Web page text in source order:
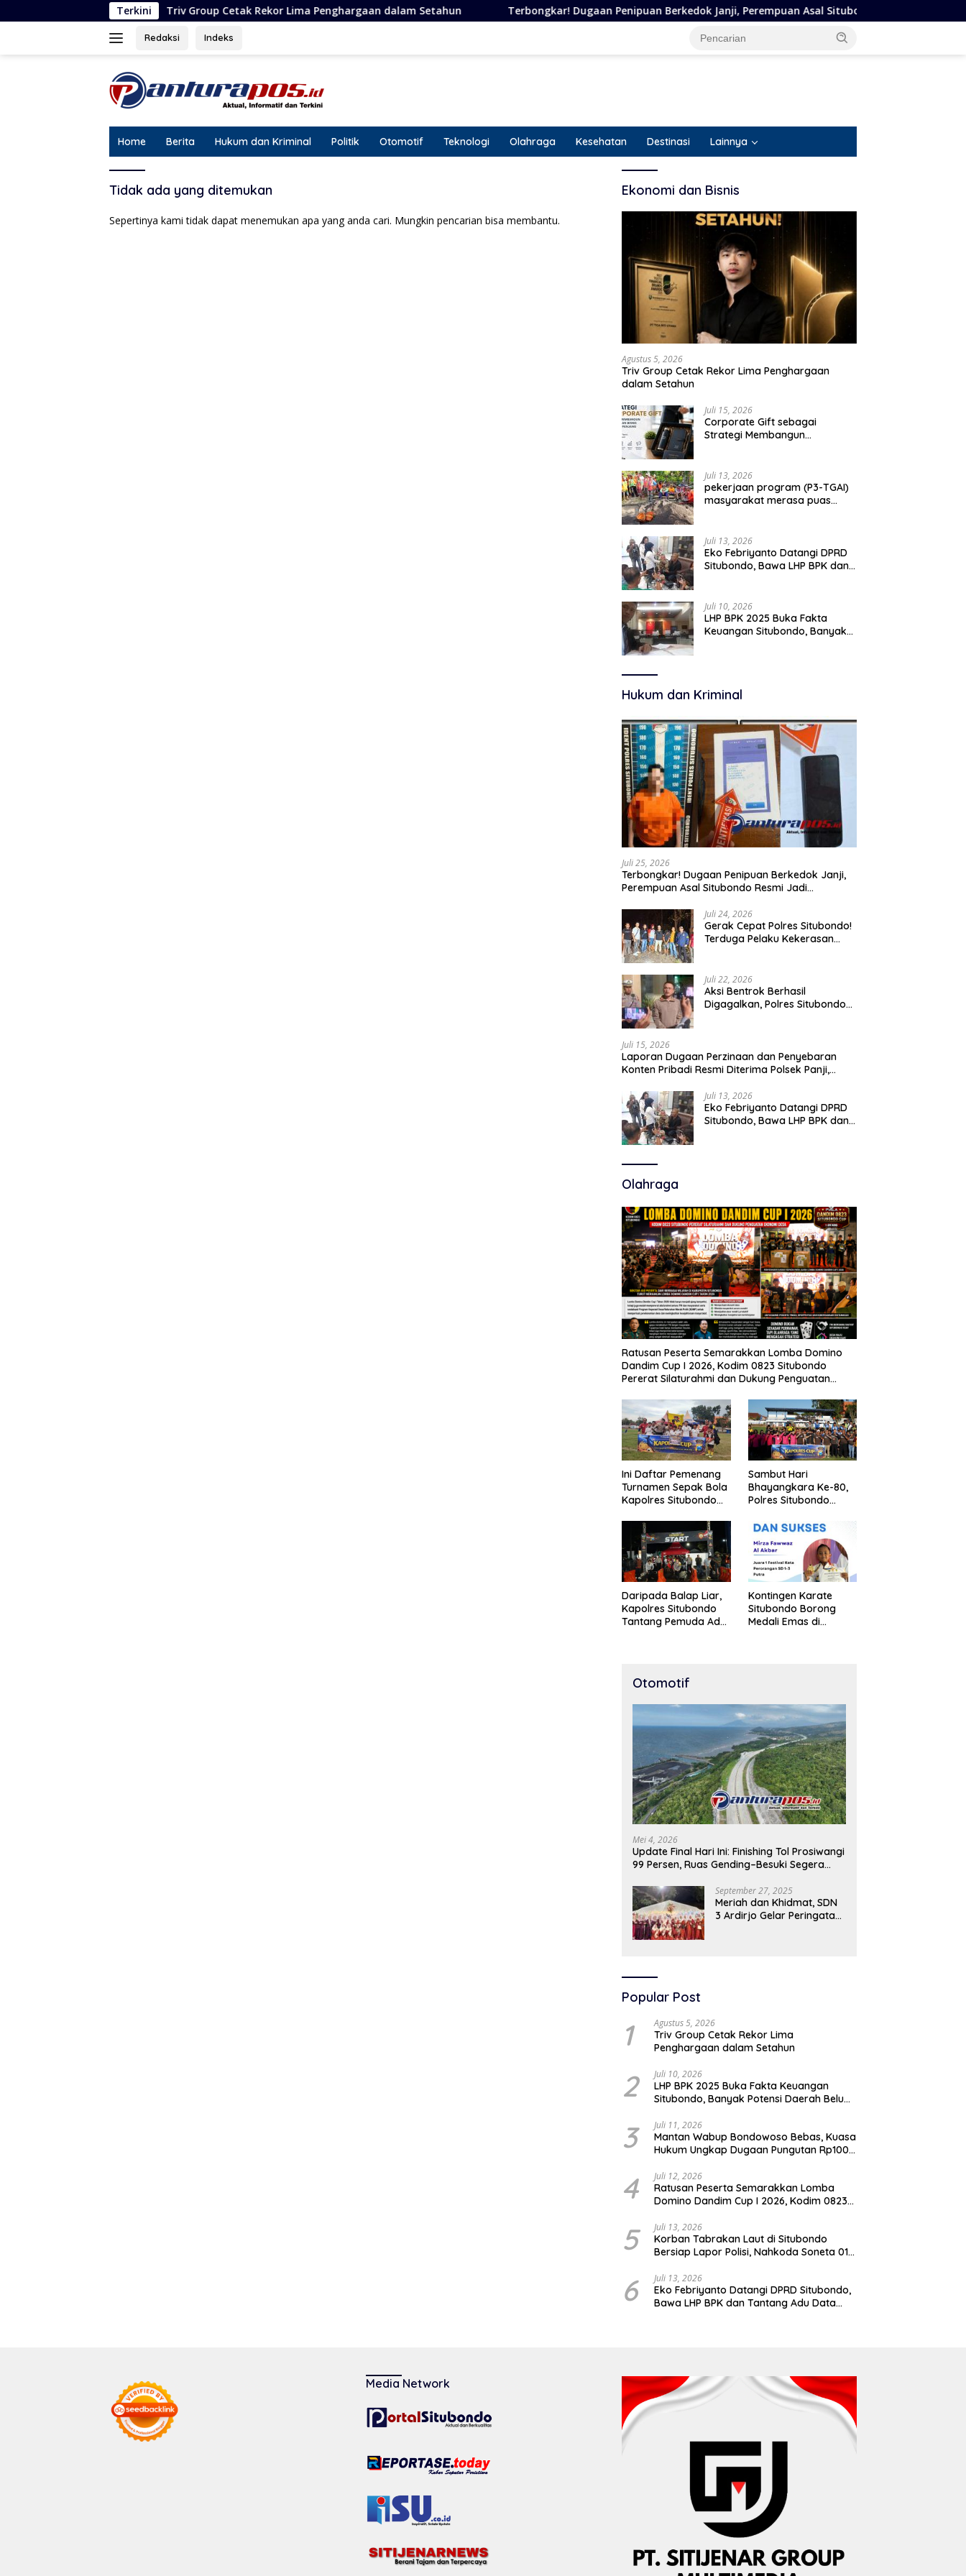
ke
Terkini
Triv Group Cetak Rekor Lima Penghargaan dalam Setahun Terbongkar! Dugaan Penipuan Berkedok Janji, Perempuan Asal Situbondo Resmi Jadi Tersangka dan Ditahan
Redaksi Indeks
Home Berita Hukum dan Kriminal Politik Otomotif Teknologi Olahraga Kesehatan Destinasi Lainnya
Tidak ada yang ditemukan
Sepertinya kami tidak dapat menemukan apa yang anda cari. Mungkin pencarian bisa membantu.
Ekonomi dan Bisnis
Agustus 5, 2026
Triv Group Cetak Rekor Lima Penghargaan
dalam Setahun
Juli 15, 2026
Corporate Gift sebagai
Strategi Membangun
Juli 13, 2026
pekerjaan program (P3-TGAI)
masyarakat merasa puas
Juli 13, 2026
Eko Febriyanto Datangi DPRD
Situbondo, Bawa LHP BPK dan
Juli 10, 2026
LHP BPK 2025 Buka Fakta
Keuangan Situbondo, Banyak
Hukum dan Kriminal
Juli 25, 2026
Terbongkar! Dugaan Penipuan Berkedok Janji,
Perempuan Asal Situbondo Resmi Jadi
Juli 24, 2026
Gerak Cepat Polres Situbondo!
Terduga Pelaku Kekerasan
Juli 22, 2026
Aksi Bentrok Berhasil
Digagalkan, Polres Situbondo
Juli 15, 2026
Laporan Dugaan Perzinaan dan Penyebaran
Konten Pribadi Resmi Diterima Polsek Panji,
Juli 13, 2026
Eko Febriyanto Datangi DPRD
Situbondo, Bawa LHP BPK dan
Olahraga
Ratusan Peserta Semarakkan Lomba Domino
Dandim Cup I 2026, Kodim 0823 Situbondo
Pererat Silaturahmi dan Dukung Penguatan
Ini Daftar Pemenang
Turnamen Sepak Bola
Kapolres Situbondo
Kelompok Umur 10
Tahun
Sambut Hari
Bhayangkara Ke-80,
Polres Situbondo
Sepak Bola Kapolres
Cup 2026
Daripada Balap Liar,
Kapolres Situbondo
Tantang Pemuda Adu
Kontingen Karate
Situbondo Borong
Medali Emas di
Otomotif
Mei 4, 2026
Update Final Hari Ini: Finishing Tol Prosiwangi
99 Persen, Ruas Gending–Besuki Segera
September 27, 2025
Meriah dan Khidmat, SDN
3 Ardirjo Gelar Peringatan
Popular Post
1 Agustus 5, 2026
Triv Group Cetak Rekor Lima
Penghargaan dalam Setahun
2 Juli 10, 2026
LHP BPK 2025 Buka Fakta Keuangan
Situbondo, Banyak Potensi Daerah Belum
3 Juli 11, 2026
Mantan Wabup Bondowoso Bebas, Kuasa
Hukum Ungkap Dugaan Pungutan Rp100
4 Juli 12, 2026
Ratusan Peserta Semarakkan Lomba
Domino Dandim Cup I 2026, Kodim 0823
Dukung Penguatan Ekonomi Desa
5 Juli 13, 2026
Korban Tabrakan Laut di Situbondo
Bersiap Lapor Polisi, Nahkoda Soneta 01
Rusak
6 Juli 13, 2026
Eko Febriyanto Datangi DPRD Situbondo,
Bawa LHP BPK dan Tantang Adu Data
Media Network